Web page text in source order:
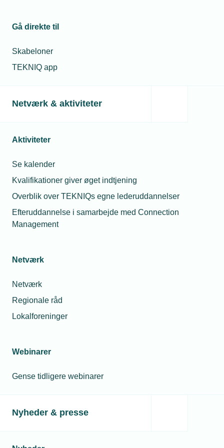
Gå direkte til
Skabeloner
TEKNIQ app
Netværk & aktiviteter
Aktiviteter
Se kalender
Kvalifikationer giver øget indtjening
Overblik over TEKNIQs egne lederuddannelser
Efteruddannelse i samarbejde med Connection
Management
Netværk
Netværk
Regionale råd
Lokalforeninger
Webinarer
Gense tidligere webinarer
Nyheder & presse
her projekt, siger Søren Mogensen.
Relaterede nyheder
13. sep. 2018
21. sep. 2018